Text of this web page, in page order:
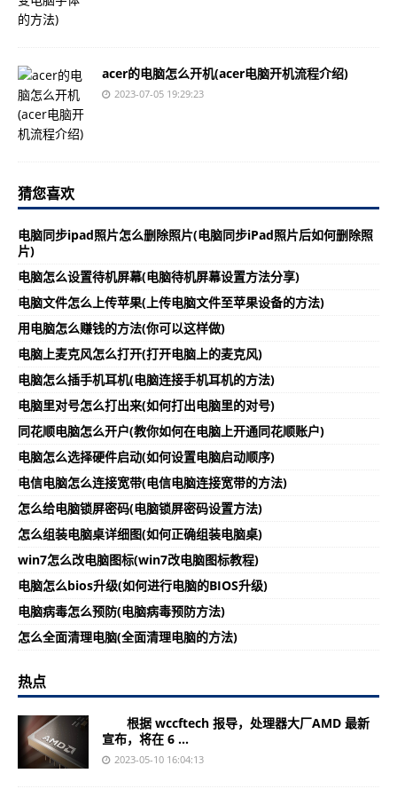
acer的电脑怎么开机(acer电脑开机流程介绍)
2023-07-05 19:29:23
猜您喜欢
电脑同步ipad照片怎么删除照片(电脑同步iPad照片后如何删除照
片)
电脑怎么设置待机屏幕(电脑待机屏幕设置方法分享)
电脑文件怎么上传苹果(上传电脑文件至苹果设备的方法)
用电脑怎么赚钱的方法(你可以这样做)
电脑上麦克风怎么打开(打开电脑上的麦克风)
电脑怎么插手机耳机(电脑连接手机耳机的方法)
电脑里对号怎么打出来(如何打出电脑里的对号)
同花顺电脑怎么开户(教你如何在电脑上开通同花顺账户)
电脑怎么选择硬件启动(如何设置电脑启动顺序)
电信电脑怎么连接宽带(电信电脑连接宽带的方法)
怎么给电脑锁屏密码(电脑锁屏密码设置方法)
怎么组装电脑桌详细图(如何正确组装电脑桌)
win7怎么改电脑图标(win7改电脑图标教程)
电脑怎么bios升级(如何进行电脑的BIOS升级)
电脑病毒怎么预防(电脑病毒预防方法)
怎么全面清理电脑(全面清理电脑的方法)
热点
根据 wccftech 报导，处理器大厂AMD 最新
宣布，将在 6 ...
2023-05-10 16:04:13